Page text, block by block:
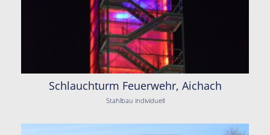
Schlauchturm Feuerwehr, Aichach
Stahlbau individuell